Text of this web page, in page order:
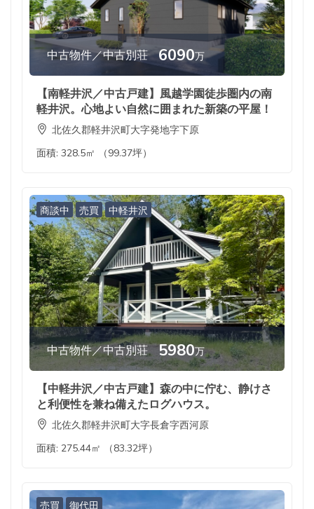
中古物件／中古別荘 6090万
【南軽井沢／中古戸建】風越学園徒歩圏内の南
軽井沢。心地よい自然に囲まれた新築の平屋！
北佐久郡軽井沢町大字発地字下原
面積: 328.5㎡ （99.37坪）
商談中 売買 中軽井沢
中古物件／中古別荘 5980万
【中軽井沢／中古戸建】森の中に佇む、静けさ
と利便性を兼ね備えたログハウス。
北佐久郡軽井沢町大字長倉字西河原
面積: 275.44㎡ （83.32坪）
売買 御代田